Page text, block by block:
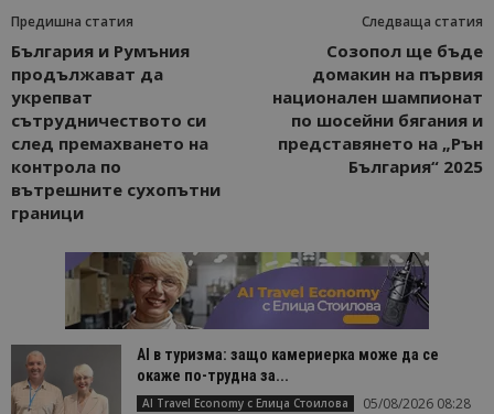
Предишна статия
България и Румъния
продължават да
укрепват
сътрудничеството си
след премахването на
контрола по
вътрешните сухопътни
граници
Следваща статия
Созопол ще бъде
домакин на първия
национален шампионат
по шосейни бягания и
представянето на „Рън
България“ 2025
AI в туризма: защо камериерка може да се
окаже по-трудна за...
AI Travel Economy с Елица Стоилова 05/08/2026 08:28